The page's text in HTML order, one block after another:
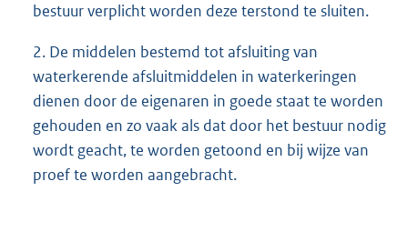
bestuur verplicht worden deze terstond te sluiten.
2. De middelen bestemd tot afsluiting van
waterkerende afsluitmiddelen in waterkeringen
dienen door de eigenaren in goede staat te worden
gehouden en zo vaak als dat door het bestuur nodig
wordt geacht, te worden getoond en bij wijze van
proef te worden aangebracht.